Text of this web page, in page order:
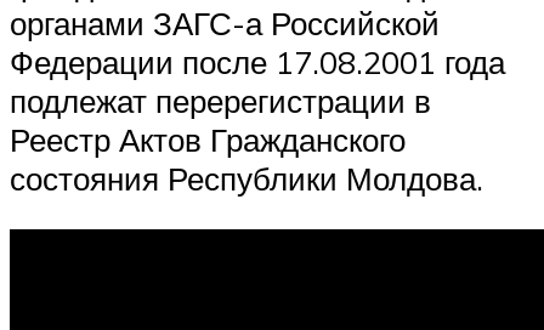
органами ЗАГС-а Российской
Федерации после 17.08.2001 года
подлежат перерегистрации в
Реестр Актов Гражданского
состояния Республики Молдова.